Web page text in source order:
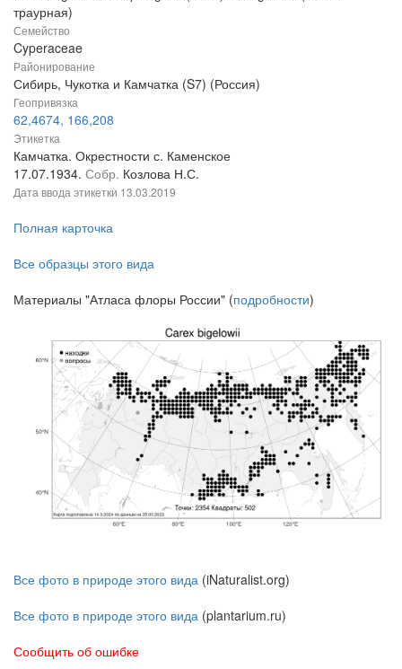
траурная)
Семейство
Cyperaceae
Районирование
Сибирь, Чукотка и Камчатка (S7) (Россия)
Геопривязка
62,4674, 166,208
Этикетка
Камчатка. Окрестности с. Каменское
17.07.1934. Собр. Козлова Н.С.
Дата ввода этикетки 13.03.2019
Полная карточка
Все образцы этого вида
Материалы "Атласа флоры России" (подробности)
Все фото в природе этого вида (iNaturalist.org)
Все фото в природе этого вида (plantarium.ru)
Сообщить об ошибке